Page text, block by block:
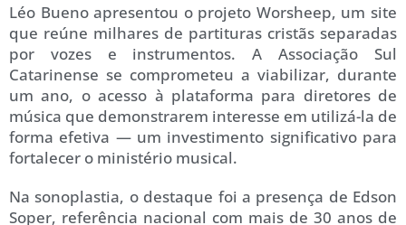
Léo Bueno apresentou o projeto Worsheep, um site
que reúne milhares de partituras cristãs separadas
por vozes e instrumentos. A Associação Sul
Catarinense se comprometeu a viabilizar, durante
um ano, o acesso à plataforma para diretores de
música que demonstrarem interesse em utilizá-la de
forma efetiva — um investimento significativo para
fortalecer o ministério musical.
Na sonoplastia, o destaque foi a presença de Edson
Soper, referência nacional com mais de 30 anos de